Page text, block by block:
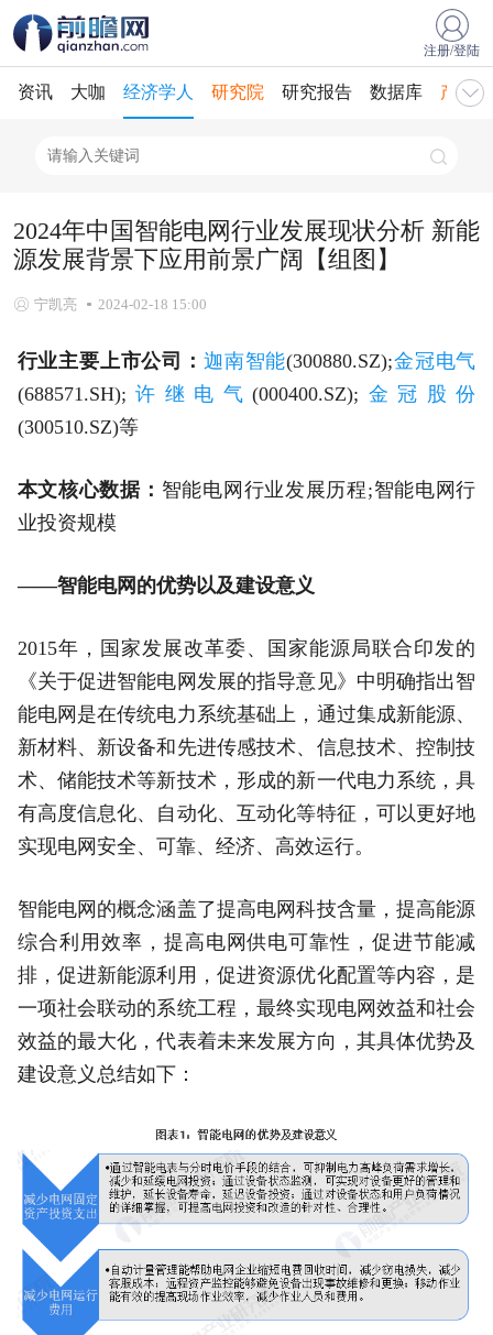
注册/登陆
资讯 大咖 经济学人 研究院 研究报告 数据库 产业
2024年中国智能电网行业发展现状分析 新能
源发展背景下应用前景广阔【组图】
宁凯亮 2024-02-18 15:00
行业主要上市公司： 迦南智能(300880.SZ);金冠电气
(688571.SH); 许继电气(000400.SZ); 金冠股份
(300510.SZ)等
本文核心数据： 智能电网行业发展历程;智能电网行
业投资规模
——智能电网的优势以及建设意义
2015年，国家发展改革委、国家能源局联合印发的
《关于促进智能电网发展的指导意见》中明确指出智
能电网是在传统电力系统基础上，通过集成新能源、
新材料、新设备和先进传感技术、信息技术、控制技
术、储能技术等新技术，形成的新一代电力系统，具
有高度信息化、自动化、互动化等特征，可以更好地
实现电网安全、可靠、经济、高效运行。
智能电网的概念涵盖了提高电网科技含量，提高能源
综合利用效率，提高电网供电可靠性，促进节能减
排，促进新能源利用，促进资源优化配置等内容，是
一项社会联动的系统工程，最终实现电网效益和社会
效益的最大化，代表着未来发展方向，其具体优势及
建设意义总结如下：